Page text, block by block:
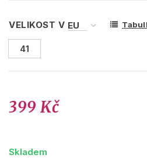
VELIKOST V
41
399 Kč
Skladem